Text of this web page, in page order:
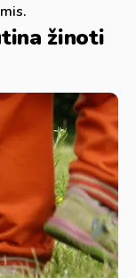
žinoti